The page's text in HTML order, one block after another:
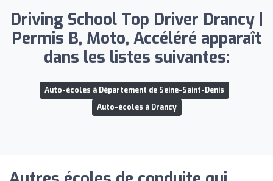
Driving School Top Driver Drancy |
Permis B, Moto, Accéléré apparaît
dans les listes suivantes:
Auto-écoles à Département de Seine-Saint-Denis
Auto-écoles à Drancy